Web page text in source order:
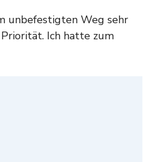
unbefestigten Weg sehr
Ich hatte zum